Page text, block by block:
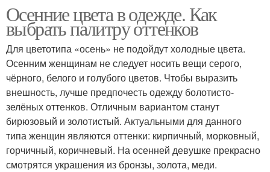
Осенние цвета в одежде. Как
выбрать палитру оттенков
Для цветотипа «осень» не подойдут холодные цвета.
Осенним женщинам не следует носить вещи серого,
чёрного, белого и голубого цветов. Чтобы выразить
внешность, лучше предпочесть одежду болотисто-
зелёных оттенков. Отличным вариантом станут
бирюзовый и золотистый. Актуальными для данного
типа женщин являются оттенки: кирпичный, морковный,
горчичный, коричневый. На осенней девушке прекрасно
смотрятся украшения из бронзы, золота, меди.